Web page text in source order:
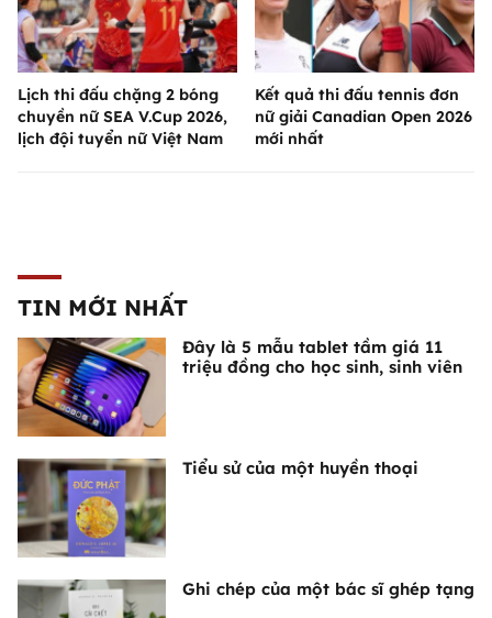
Lịch thi đấu chặng 2 bóng
chuyền nữ SEA V.Cup 2026,
lịch đội tuyển nữ Việt Nam
Kết quả thi đấu tennis đơn
nữ giải Canadian Open 2026
mới nhất
TIN MỚI NHẤT
Đây là 5 mẫu tablet tầm giá 11
triệu đồng cho học sinh, sinh viên
Tiểu sử của một huyền thoại
Ghi chép của một bác sĩ ghép tạng